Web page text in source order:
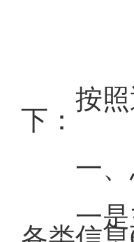
按
下：
一
一